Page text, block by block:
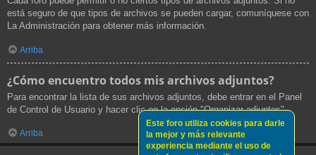
está seguro de que tipos de archivos se pueden cargar, comuníquese con
La Administración para obtener más información.
Arriba
¿Cómo encuentro todos mis archivos adjuntos?
Para encontrar la lista de sus archivos adjuntos, debe entrar en el Panel
de Control de Usuario y hacer clic en la opción "Organizar adjuntos".
Arriba
Este foro utiliza cookies para darle
la mejor y más relevante
experiencia mediante el uso de